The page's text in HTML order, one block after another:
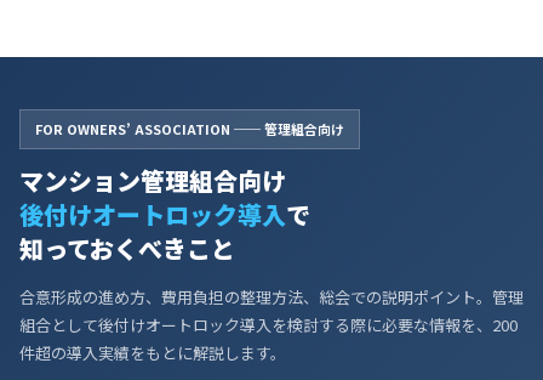
FOR OWNERS’ ASSOCIATION ── 管理組合向け
マンション管理組合向け
後付けオートロック導入で
知っておくべきこと
合意形成の進め方、費用負担の整理方法、総会での説明ポイント。管理
組合として後付けオートロック導入を検討する際に必要な情報を、200
件超の導入実績をもとに解説します。